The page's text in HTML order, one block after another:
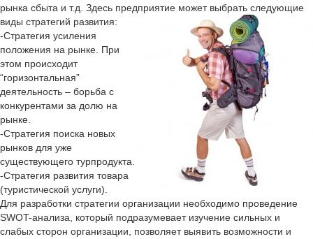
рынка сбыта и т.д. Здесь предприятие может выбрать следующие
виды стратегий развития:
-Стратегия усиления
положения на рынке. При
этом происходит
“горизонтальная”
деятельность – борьба с
конкурентами за долю на
рынке.
-Стратегия поиска новых
рынков для уже
существующего турпродукта.
-Стратегия развития товара
(туристической услуги).
Для разработки стратегии организации необходимо проведение
SWOT-анализа, который подразумевает изучение сильных и
слабых сторон организации, позволяет выявить возможности и